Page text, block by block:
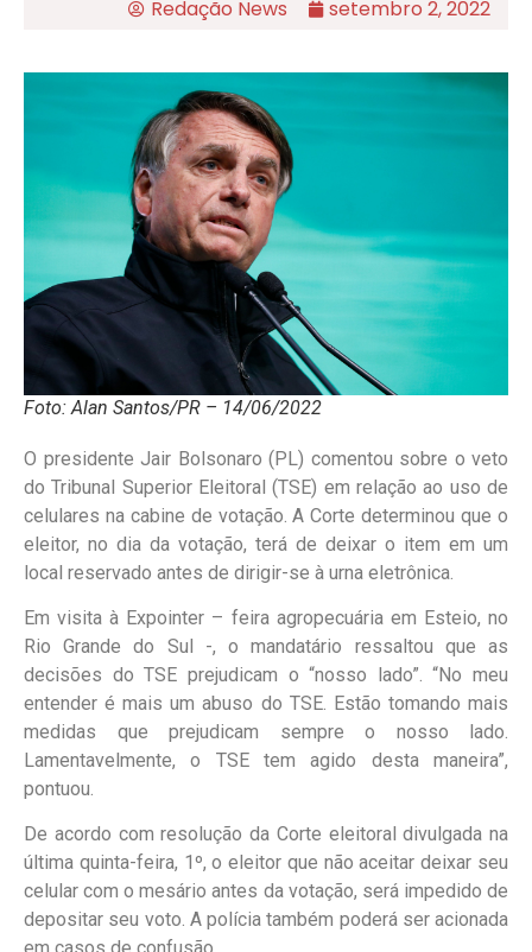
Redação News setembro 2, 2022
Foto: Alan Santos/PR – 14/06/2022
O presidente Jair Bolsonaro (PL) comentou sobre o veto
do Tribunal Superior Eleitoral (TSE) em relação ao uso de
celulares na cabine de votação. A Corte determinou que o
eleitor, no dia da votação, terá de deixar o item em um
local reservado antes de dirigir-se à urna eletrônica.
Em visita à Expointer – feira agropecuária em Esteio, no
Rio Grande do Sul -, o mandatário ressaltou que as
decisões do TSE prejudicam o “nosso lado”. “No meu
entender é mais um abuso do TSE. Estão tomando mais
medidas que prejudicam sempre o nosso lado.
Lamentavelmente, o TSE tem agido desta maneira”,
pontuou.
De acordo com resolução da Corte eleitoral divulgada na
última quinta-feira, 1º, o eleitor que não aceitar deixar seu
celular com o mesário antes da votação, será impedido de
depositar seu voto. A polícia também poderá ser acionada